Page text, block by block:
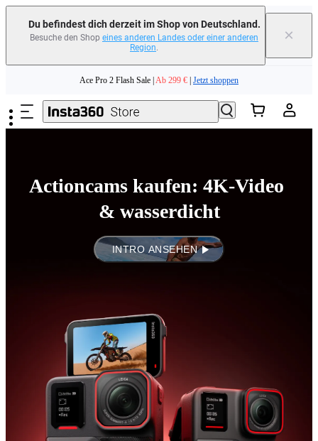
Du befindest dich derzeit im Shop von Deutschland.
Besuche den Shop eines anderen Landes oder einer anderen
Region.
×
Ace Pro 2 Flash Sale | Ab 299 € | Jetzt shoppen
Tausche dein altes Gerät ein und erhalte Geld für deinen Neukauf.｜
Ace Pro 2 Flash Sale |Ab 299 € Jetzt shoppen
Actioncams kaufen: 4K-Video
& wasserdicht
INTRO ANSEHEN